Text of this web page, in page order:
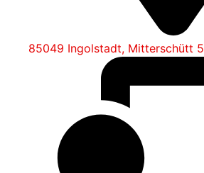
85049 Ingolstadt, Mitterschütt 5​